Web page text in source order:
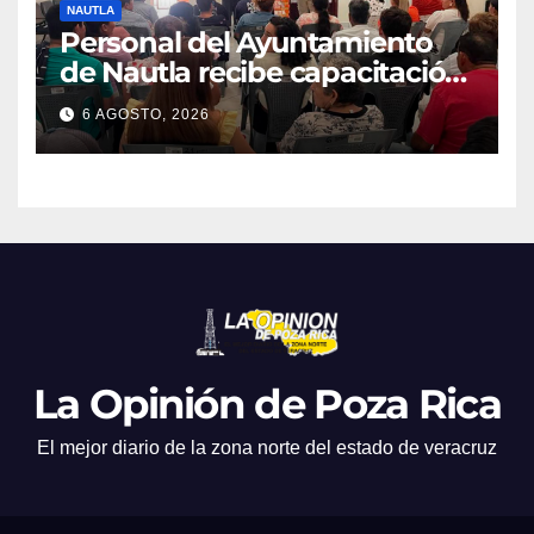
NAUTLA
Personal del Ayuntamiento
de Nautla recibe capacitación
en atención a emergencias
6 AGOSTO, 2026
La Opinión de Poza Rica
El mejor diario de la zona norte del estado de veracruz